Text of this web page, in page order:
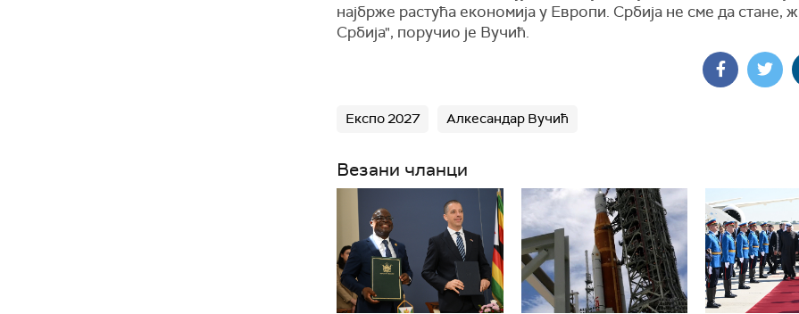
најбрже растућа економија у Европи. Србија не сме да стане,
Србија", поручио је Вучић.
Експо 2027 Алкесандар Вучић
Везани чланци